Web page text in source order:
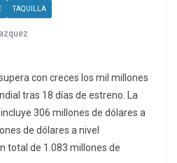
TAQUILLA
con creces los mil millones
tras 18 días de estreno. La
306 millones de dólares a
de dólares a nivel
total de 1.083 millones de